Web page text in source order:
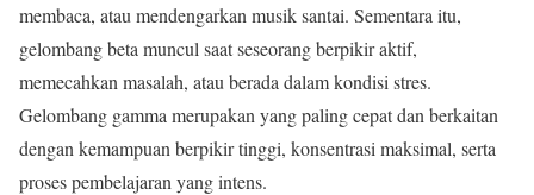
membaca, atau mendengarkan musik santai. Sementara itu,
gelombang beta muncul saat seseorang berpikir aktif,
memecahkan masalah, atau berada dalam kondisi stres.
Gelombang gamma merupakan yang paling cepat dan berkaitan
dengan kemampuan berpikir tinggi, konsentrasi maksimal, serta
proses pembelajaran yang intens.